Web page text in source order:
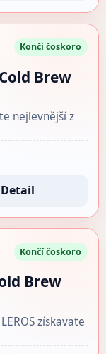
Končí čoskoro
Brew
nejlevnější z
Detail
Končí čoskoro
Brew
získavate